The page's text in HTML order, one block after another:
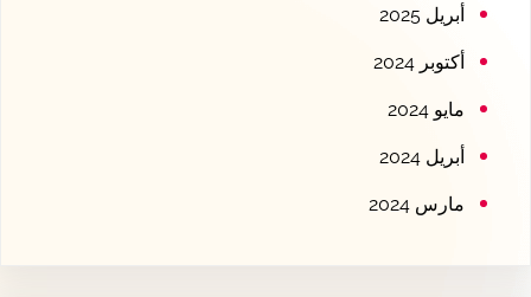
أبريل 2025
أكتوبر 2024
مايو 2024
أبريل 2024
مارس 2024